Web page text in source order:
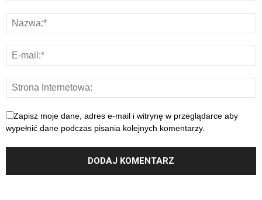
Zapisz moje dane, adres e-mail i witrynę w przeglądarce aby
wypełnić dane podczas pisania kolejnych komentarzy.